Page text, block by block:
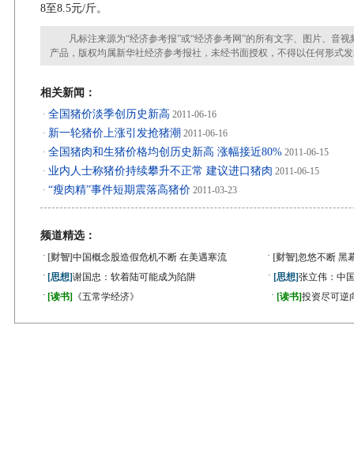
8至8.5元/斤。
凡标注来源为“经济参考报”或“经济参考网”的所有文字、图片、音视
产品，版权均属新华社经济参考报社，未经书面授权，不得以任何形式
相关新闻：
· 全国猪价淡季创历史新高 2011-06-16
· 新一轮猪价上涨引发抢猪潮 2011-06-16
· 全国猪肉和生猪价格均创历史新高 涨幅接近80% 2011-06-15
· 业内人士称猪价持续攀升不正常 建议进口猪肉 2011-06-15
· “瘦肉精”事件短期震落高猪价 2011-03-23
频道精选：
· [财智]中国概念股造假危机不断 在美遇寒流 · [财智]忽悠不断 黑
· [思想]谢国忠：软着陆可能成为陷阱 · [思想]张立伟：中
· [读书] 《五常学经济》 · [读书]投资尽可逆